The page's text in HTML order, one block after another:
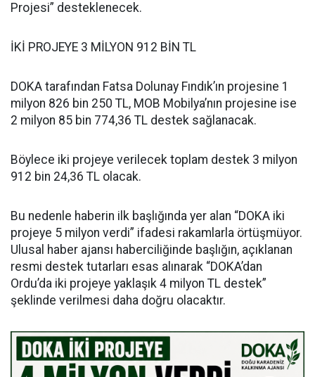
Projesi” desteklenecek.
İKİ PROJEYE 3 MİLYON 912 BİN TL
DOKA tarafından Fatsa Dolunay Fındık’ın projesine 1
milyon 826 bin 250 TL, MOB Mobilya’nın projesine ise
2 milyon 85 bin 774,36 TL destek sağlanacak.
Böylece iki projeye verilecek toplam destek 3 milyon
912 bin 24,36 TL olacak.
Bu nedenle haberin ilk başlığında yer alan “DOKA iki
projeye 5 milyon verdi” ifadesi rakamlarla örtüşmüyor.
Ulusal haber ajansı haberciliğinde başlığın, açıklanan
resmi destek tutarları esas alınarak “DOKA’dan
Ordu’da iki projeye yaklaşık 4 milyon TL destek”
şeklinde verilmesi daha doğru olacaktır.